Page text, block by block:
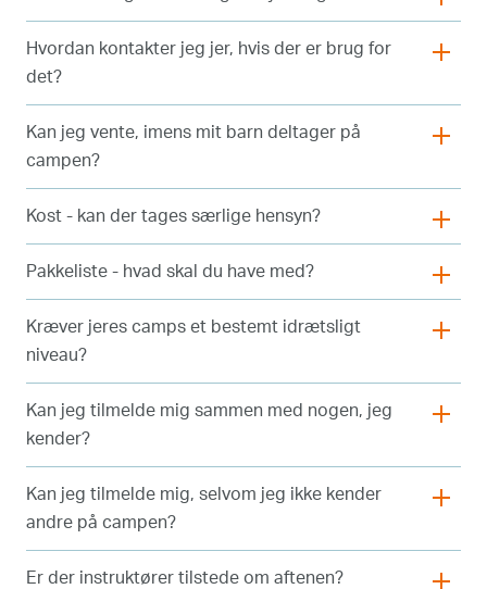
Hvordan kontakter jeg jer, hvis der er brug for
det?
Kan jeg vente, imens mit barn deltager på
campen?
Kost - kan der tages særlige hensyn?
Pakkeliste - hvad skal du have med?
Kræver jeres camps et bestemt idrætsligt
niveau?
Kan jeg tilmelde mig sammen med nogen, jeg
kender?
Kan jeg tilmelde mig, selvom jeg ikke kender
andre på campen?
Er der instruktører tilstede om aftenen?